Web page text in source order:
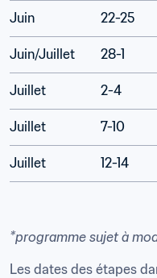
Juin 22-25
Juin/Juillet 28-1
Juillet 2-4
Juillet 7-10
Juillet 12-14
*programme sujet à
Les dates des étapes